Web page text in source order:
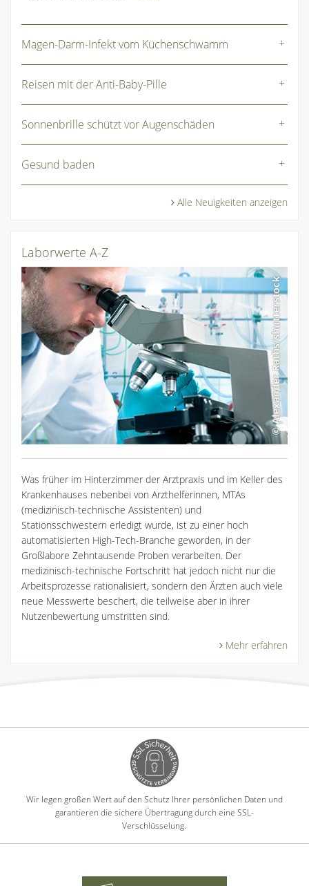
Magen-Darm-Infekt vom Küchenschwamm
Reisen mit der Anti-Baby-Pille
Sonnenbrille schützt vor Augenschäden
Gesund baden
Alle Neuigkeiten anzeigen
Laborwerte A-Z
Was früher im Hinterzimmer der Arztpraxis und im Keller des
Krankenhauses nebenbei von Arzthelferinnen, MTAs
(medizinisch-technische Assistenten) und
Stationsschwestern erledigt wurde, ist zu einer hoch
automatisierten High-Tech-Branche geworden, in der
Großlabore Zehntausende Proben verarbeiten. Der
medizinisch-technische Fortschritt hat jedoch nicht nur die
Arbeitsprozesse rationalisiert, sondern den Ärzten auch viele
neue Messwerte beschert, die teilweise aber in ihrer
Nutzenbewertung umstritten sind.
Mehr erfahren
Wir legen großen Wert auf den Schutz Ihrer persönlichen Daten und
garantieren die sichere Übertragung durch eine SSL-
Verschlüsselung.